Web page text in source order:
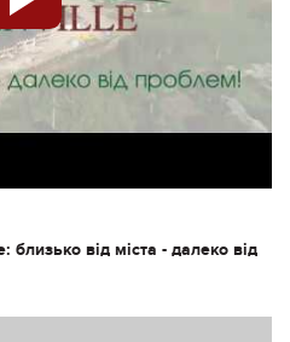
від міста - далеко від